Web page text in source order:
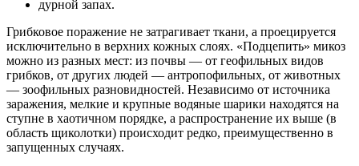
дурной запах.
Грибковое поражение не затрагивает ткани, а проецируется
исключительно в верхних кожных слоях. «Подцепить» микоз
можно из разных мест: из почвы — от геофильных видов
грибков, от других людей — антропофильных, от животных
— зоофильных разновидностей. Независимо от источника
заражения, мелкие и крупные водяные шарики находятся на
ступне в хаотичном порядке, а распространение их выше (в
область щиколотки) происходит редко, преимущественно в
запущенных случаях.